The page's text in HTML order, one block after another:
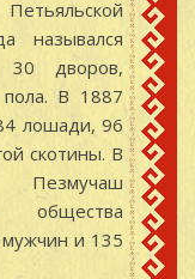
назывался
30 дворов,
В 1887
лошади, 96
скотины. В
общества
мужчин и 135